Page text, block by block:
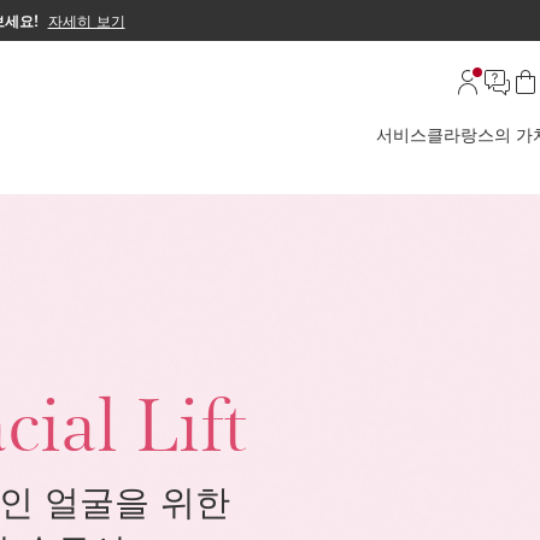
요! 자세히 보기
서비스클라랑스의 가
Lift
얼굴을 위한